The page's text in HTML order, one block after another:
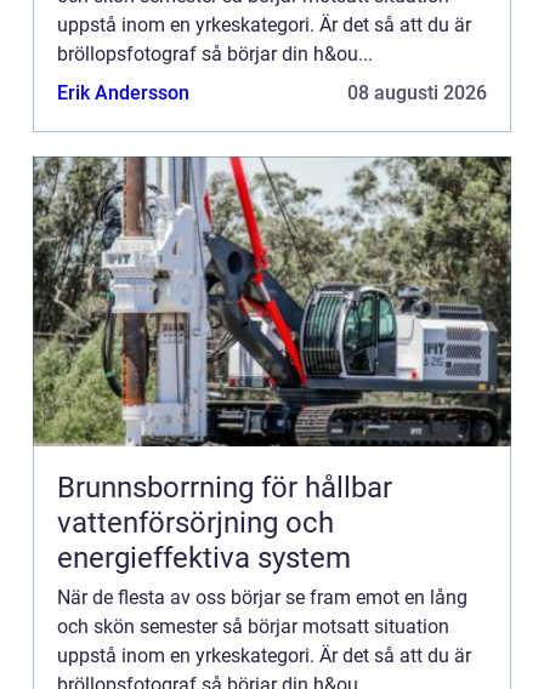
uppstå inom en yrkeskategori. Är det så att du är
bröllopsfotograf så börjar din h&ou...
Erik Andersson
08 augusti 2026
Brunnsborrning för hållbar
vattenförsörjning och
energieffektiva system
När de flesta av oss börjar se fram emot en lång
och skön semester så börjar motsatt situation
uppstå inom en yrkeskategori. Är det så att du är